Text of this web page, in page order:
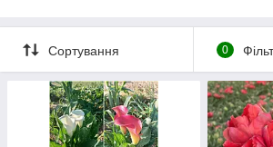
Сортування 0